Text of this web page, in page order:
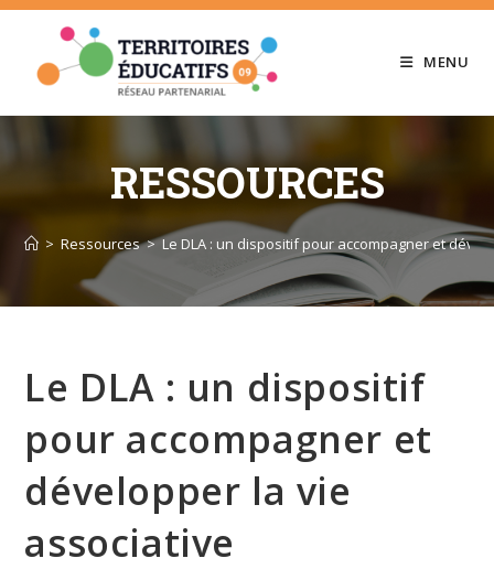
Skip
content
MENU
RESSOURCES
> Ressources > Le DLA : un dispositif pour accompagner et
Le DLA : un dispositif
pour accompagner et
développer la vie
associative